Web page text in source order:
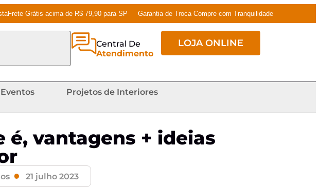
Grátis acima de R$ 79,90 para SP Garantia de Troca Compre com Tranquilidade
Central De
Atendimento
LOJA ONLINE
Projetos de Interiores
vantagens + ideias
21 julho 2023